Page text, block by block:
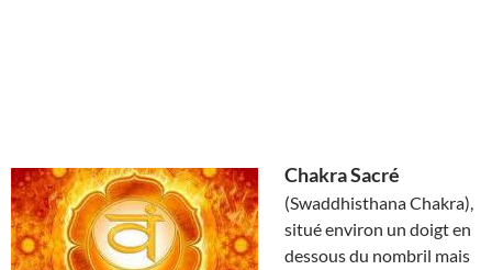
Chakra Sacré
(Swaddhisthana Chakra),
situé environ un doigt en
dessous du nombril mais